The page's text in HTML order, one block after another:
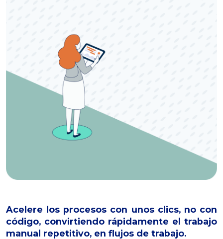
Acelere los procesos con unos clics, no con
código, convirtiendo rápidamente el trabajo
manual repetitivo, en flujos de trabajo.